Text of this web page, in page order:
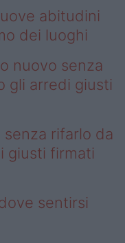
abitudini
dei luoghi
nuovo senza
gli arredi giusti
rifarlo da
giusti firmati
sentirsi